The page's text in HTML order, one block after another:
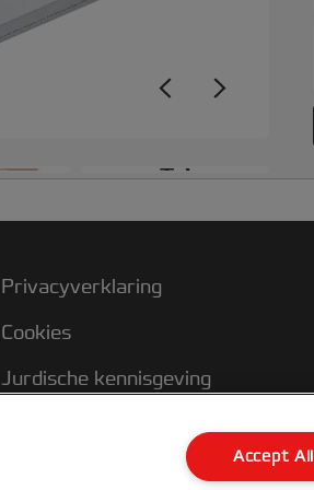
+3
Privacyverklaring
Cookies
Jurdische kennisgeving
Accept All